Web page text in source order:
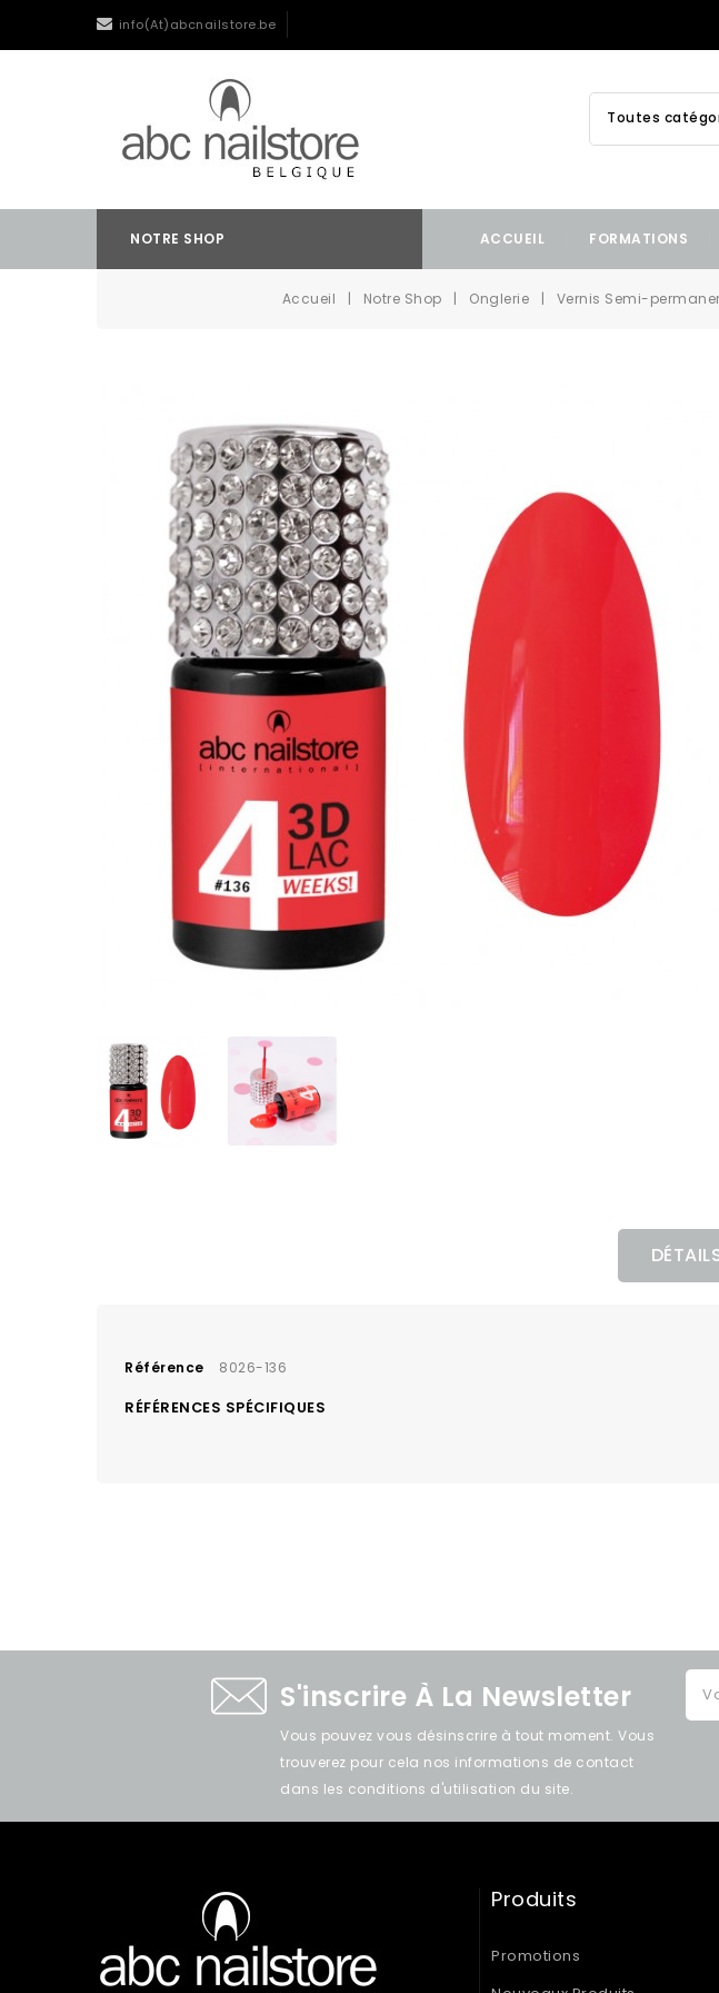
info(At)abcnailstore.be
Toutes
NOTRE SHOP ACCUEIL FORMATIONS
Accueil Notre Shop Onglerie Vernis Semi-
Référence 8026-136
RÉFÉRENCES SPÉCIFIQUES
S'inscrire À La Newsletter
Vous pouvez vous désinscrire à tout moment. Vous
trouverez pour cela nos informations de contact
dans les conditions d'utilisation du site.
Produits
Promotions